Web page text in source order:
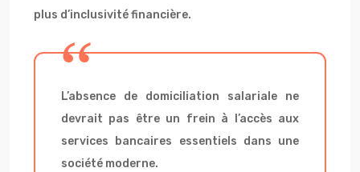
plus d’inclusivité financière.
L’absence de domiciliation salariale ne
devrait pas être un frein à l’accès aux
services bancaires essentiels dans une
société moderne.